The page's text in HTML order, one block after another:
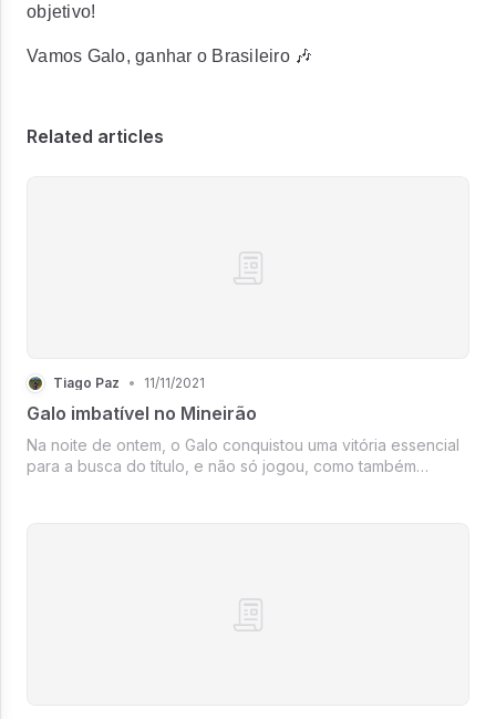
objetivo!
Vamos Galo, ganhar o Brasileiro 🎶
Related articles
Tiago Paz • 11/11/2021
Galo imbatível no Mineirão
Na noite de ontem, o Galo conquistou uma vitória essencial
para a busca do título, e não só jogou, como também